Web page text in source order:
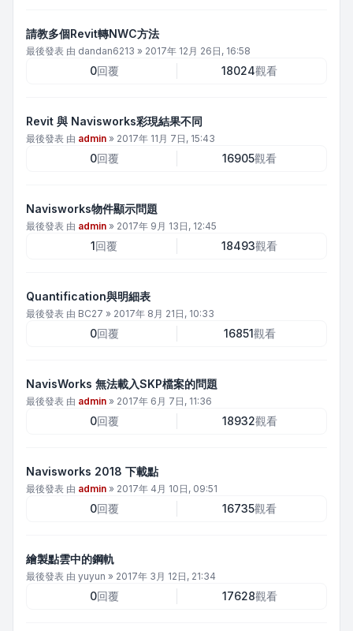
請教多個Revit轉NWC方法
最後發表 由 dandan6213 » 2017年 12月 26日, 16:58
0回覆 18024觀看
Revit 與 Navisworks彩現結果不同
最後發表 由 admin » 2017年 11月 7日, 15:43
0回覆 16905觀看
Navisworks物件顯示問題
最後發表 由 admin » 2017年 9月 13日, 12:45
1回覆 18493觀看
Quantification與明細表
最後發表 由 BC27 » 2017年 8月 21日, 10:33
0回覆 16851觀看
NavisWorks 無法載入SKP檔案的問題
最後發表 由 admin » 2017年 6月 7日, 11:36
0回覆 18932觀看
Navisworks 2018 下載點
最後發表 由 admin » 2017年 4月 10日, 09:51
0回覆 16735觀看
繪製點雲中的鋼軌
最後發表 由 yuyun » 2017年 3月 12日, 21:34
0回覆 17628觀看